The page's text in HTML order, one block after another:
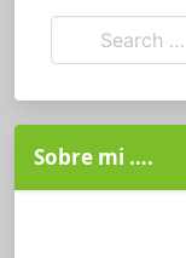
Sobre mi ….